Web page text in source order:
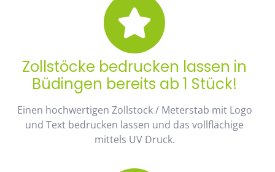
Zollstöcke bedrucken lassen in
Büdingen bereits ab 1 Stück!
Einen hochwertigen Zollstock / Meterstab mit Logo
und Text bedrucken lassen und das vollflächige
mittels UV Druck.